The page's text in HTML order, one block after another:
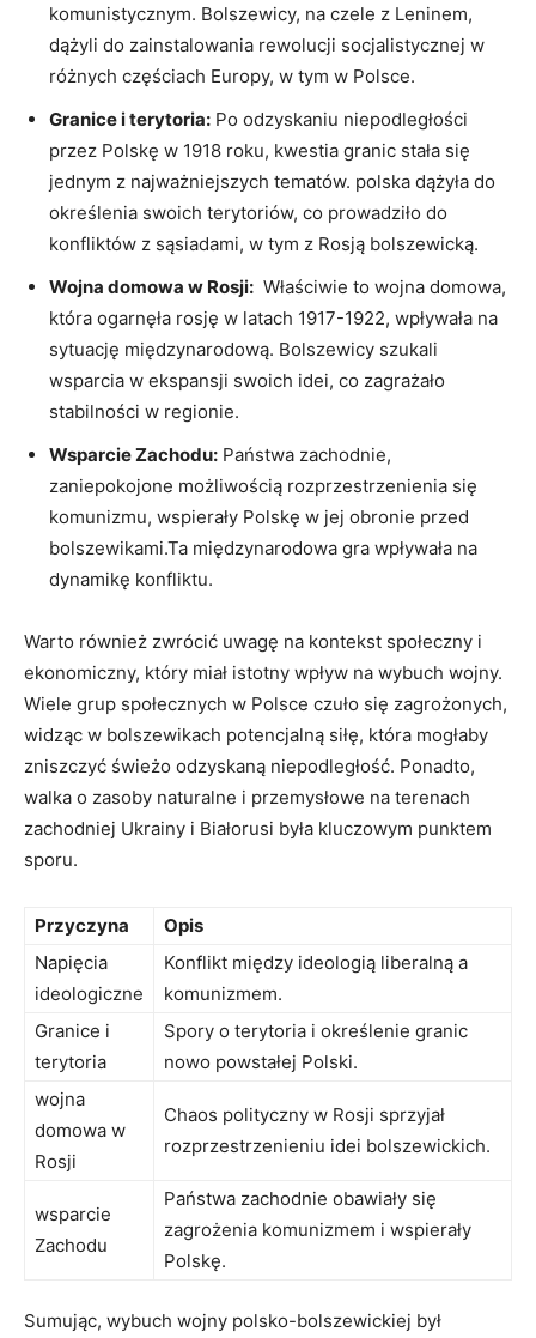
komunistycznym. Bolszewicy, ‌na czele z Leninem,
‌dążyli‍ do zainstalowania rewolucji socjalistycznej w
różnych częściach Europy,⁤ w tym w Polsce.
Granice i terytoria: Po odzyskaniu niepodległości
przez Polskę w ‌1918 roku, ‌kwestia granic stała się
jednym z najważniejszych tematów. polska dążyła do
określenia swoich terytoriów, co⁣ prowadziło do
konfliktów z sąsiadami, w tym z‌ Rosją bolszewicką.
Wojna domowa w⁣ Rosji: ⁣ Właściwie to wojna domowa,
która ogarnęła rosję w ‌latach 1917-1922, wpływała na
⁤sytuację międzynarodową. Bolszewicy szukali
⁢wsparcia w ekspansji swoich idei, co zagrażało
stabilności w regionie.
Wsparcie ⁢Zachodu: Państwa zachodnie,
zaniepokojone możliwością rozprzestrzenienia się
komunizmu,⁣ wspierały Polskę w jej obronie przed
bolszewikami.Ta międzynarodowa gra wpływała na
dynamikę konfliktu.
Warto również zwrócić uwagę na kontekst społeczny i
ekonomiczny, który miał istotny ‌wpływ na ​wybuch wojny.
Wiele grup społecznych ‍w Polsce czuło się zagrożonych,
widząc w bolszewikach potencjalną siłę, która⁤ mogłaby
⁣zniszczyć świeżo odzyskaną niepodległość. Ponadto,​
walka o zasoby naturalne i przemysłowe na terenach
⁣zachodniej Ukrainy i‍ Białorusi była kluczowym punktem
sporu.
Przyczyna
Opis
Napięcia
ideologiczne
Konflikt między ideologią liberalną a ​
komunizmem.
Granice i
terytoria
Spory o terytoria​ i określenie granic
nowo powstałej Polski.
wojna
domowa w
Rosji
Chaos⁤ polityczny w Rosji sprzyjał
rozprzestrzenieniu idei bolszewickich.
wsparcie⁤
Zachodu
Państwa zachodnie obawiały się
zagrożenia komunizmem i wspierały
Polskę.
Sumując, wybuch wojny polsko-bolszewickiej był⁤